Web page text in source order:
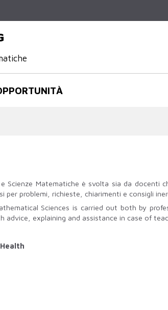
Matematiche è svolta sia da docenti
problemi, richieste, chiarimenti e consigli
Sciences is carried out both by
explaining and assistance in case of